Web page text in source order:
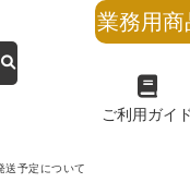
業務用
ご利用ガイ
送予定について